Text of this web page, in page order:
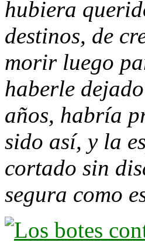
hubiera
destinos, de
morir luego
haberle
años, habría
sido así, y la
cortado sin
segura como